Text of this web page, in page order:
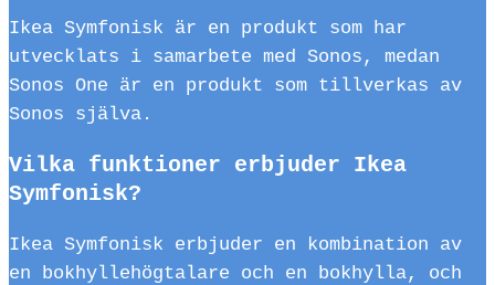
Ikea Symfonisk är en produkt som har
utvecklats i samarbete med Sonos, medan
Sonos One är en produkt som tillverkas av
Sonos själva.
Vilka funktioner erbjuder Ikea
Symfonisk?
Ikea Symfonisk erbjuder en kombination av
en bokhyllehögtalare och en bokhylla, och